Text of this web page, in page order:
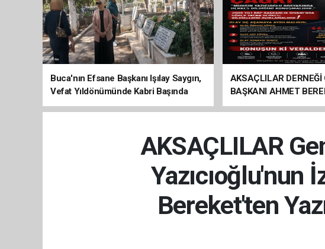
Buca'nın Efsane Başkanı Işılay Saygın,
Vefat Yıldönümünde Kabri Başında
Anıldı
AKSAÇLILAR DERNEĞİ
BAŞKANI AHMET
ÇAĞRI
AKSAÇLILAR
Yazıcıoğlu'nun
Bereket'ten